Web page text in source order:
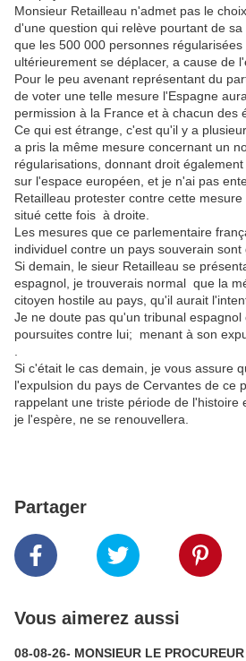
Monsieur Retailleau n'admet pas le
d'une question qui relève pourtant de
que les 500 000 personnes
ultérieurement se déplacer, a cause de
Pour le peu avenant représentant du
de voter une telle mesure l'Espagne
permission à la France et à chacun des
Ce qui est étrange, c'est qu'il y a
a pris la même mesure concernant un
régularisations, donnant droit
sur l'espace européen, et je n'ai pas
Retailleau protester contre cette
situé cette fois à droite.
Les mesures que ce parlementaire
individuel contre un pays souverain sont
Si demain, le sieur Retailleau se
espagnol, je trouverais normal que la
citoyen hostile au pays, qu'il aurait
Je ne doute pas qu'un tribunal espagnol
poursuites contre lui; menant à son
Si c'était le cas demain, je vous assure
l'expulsion du pays de Cervantes de ce
rappelant une triste période de l'histoire
je l'espère, ne se renouvellera.
Partager
Vous aimerez aussi
08-08-26- MONSIEUR LE